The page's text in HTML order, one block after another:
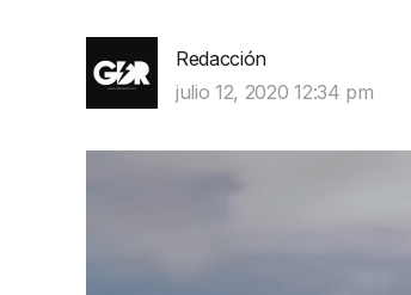
Redacción
julio 12, 2020 12:34 pm